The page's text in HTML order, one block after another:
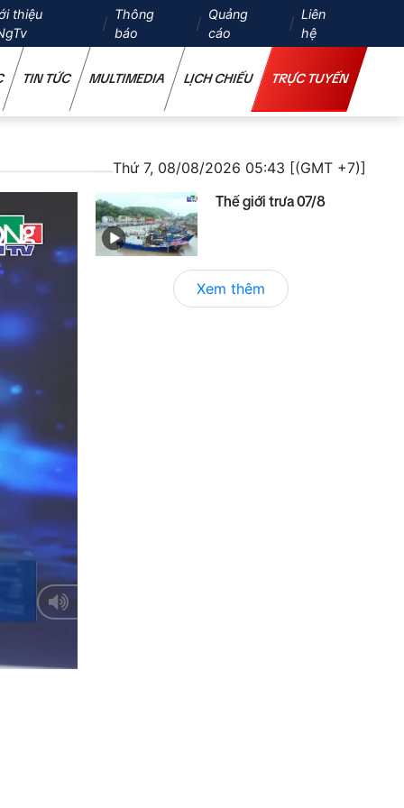
thiệu
Thông
báo
Quảng
cáo
Liên
hệ
TIN TỨC MULTIMEDIA LỊCH CHIẾU TRỰC TUYẾN
Thứ 7, 08/08/2026 05:43 [(GMT +7)]
Thế giới trưa 07/8
Xem thêm